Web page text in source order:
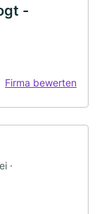
-
Firma bewerten
·